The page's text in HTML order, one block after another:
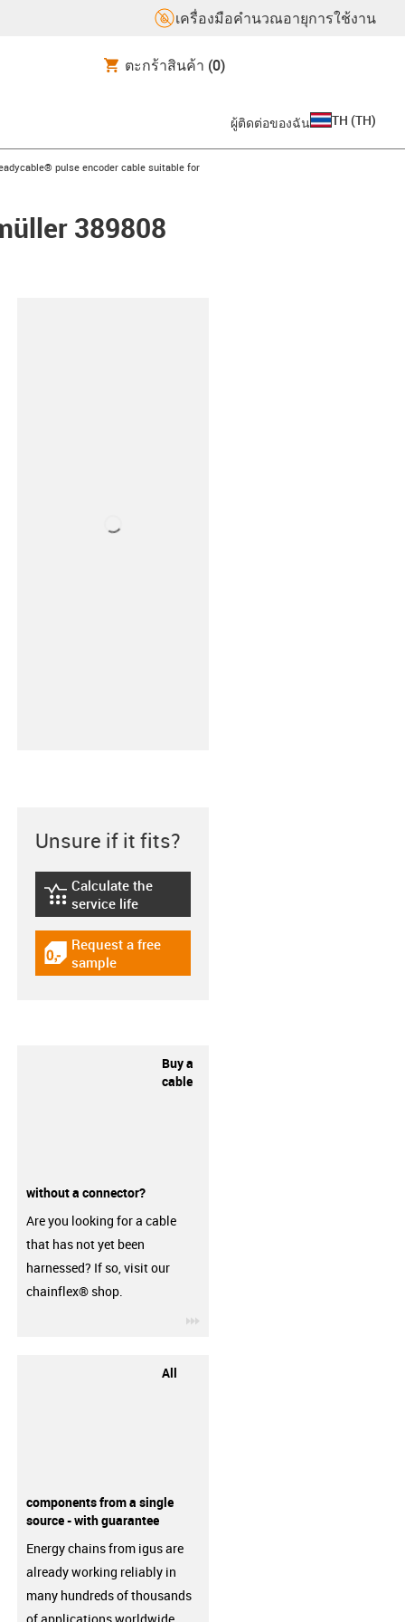
เครื่องมือคำนวณอายุการใช้งาน
ตะกร้าสินค้า (0)
ผู้ติดต่อของฉัน TH (TH)
icon-arrow-rightpulse encoder cable suitable for
389808
Unsure if it fits?
igus-icon-lebensdauerrechner
Calculate the
service life
igus-icon-gratismuster
Request a free
sample
Buy a
cable
without a connector?
Are you looking for a cable
that has not yet been
harnessed? If so, visit our
chainflex® shop.
All
components from a single
source - with guarantee
Energy chains from igus are
already working reliably in
many hundreds of thousands
of applications worldwide.